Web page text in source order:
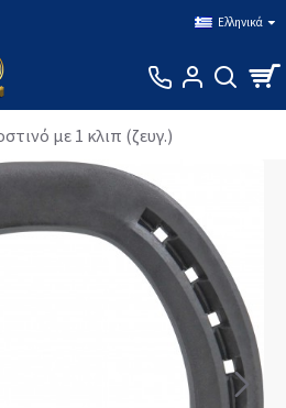
Ελληνικά
με 1 κλιπ (ζευγ.)